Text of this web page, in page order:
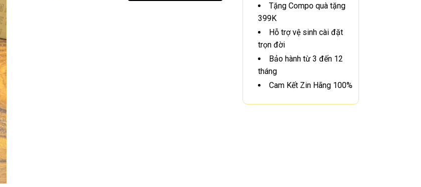
Tặng Compo quà tặng
399K
Hỗ trợ vệ sinh cài đặt
trọn đời
Bảo hành từ 3 đến 12
tháng
Cam Kết Zin Hãng 100%